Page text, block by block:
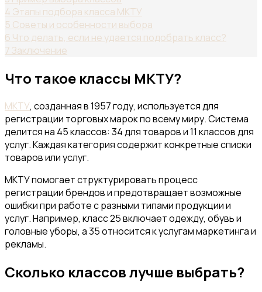
4 Этапы подбора класса МКТУ
5 Советы и особенности выбора
6 Что делать, если не удается подобрать класс?
7 Заключение
Что такое классы МКТУ?
МКТУ, созданная в 1957 году, используется для
регистрации торговых марок по всему миру. Система
делится на 45 классов: 34 для товаров и 11 классов для
услуг. Каждая категория содержит конкретные списки
товаров или услуг.
МКТУ помогает структурировать процесс
регистрации брендов и предотвращает возможные
ошибки при работе с разными типами продукции и
услуг. Например, класс 25 включает одежду, обувь и
головные уборы, а 35 относится к услугам маркетинга и
рекламы.
Сколько классов лучше выбрать?